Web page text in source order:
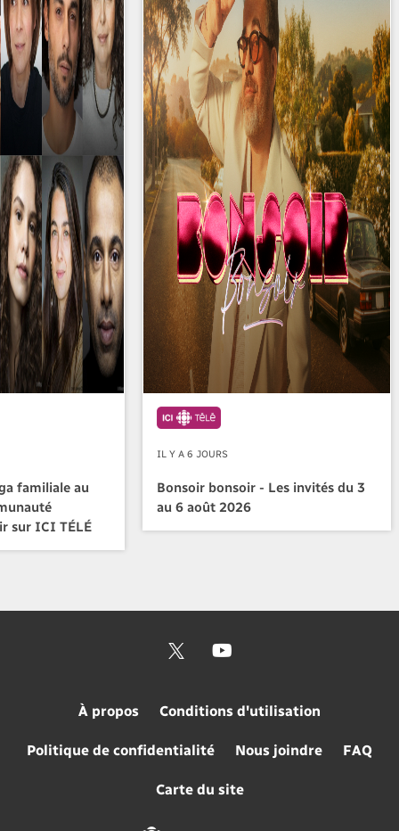
familiale au
sur ICI TÉLÉ
IL Y A 6 JOURS
Bonsoir bonsoir - Les invités du 3
au 6 août 2026
À propos Conditions d'utilisation
Politique de confidentialité Nous joindre FAQ
Carte du site